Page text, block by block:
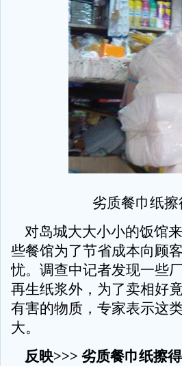
劣质餐巾纸
对岛城大大小小的饭馆
些餐馆为了节省成本向顾
忧。调查中记者发现一些
再生纸浆外，为了卖相好
有害的物质，专家表示这
大。
反映>>> 劣质餐巾纸擦